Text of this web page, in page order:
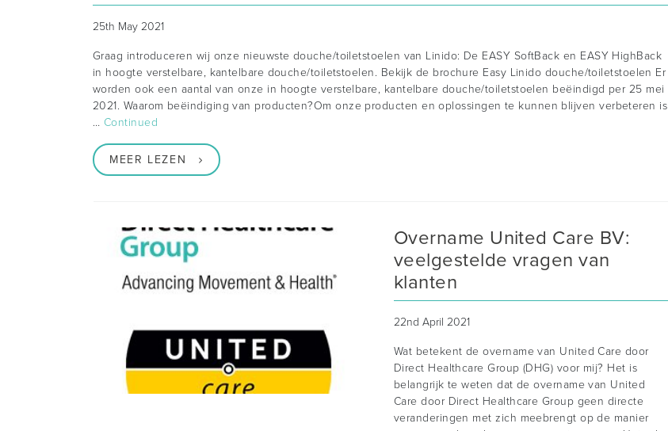
25th May 2021
Graag introduceren wij onze nieuwste douche/toiletstoelen van Linido: De EASY SoftBack en EASY HighBack
in hoogte verstelbare, kantelbare douche/toiletstoelen. Bekijk de brochure Easy Linido douche/toiletstoelen Er
worden ook een aantal van onze in hoogte verstelbare, kantelbare douche/toiletstoelen beëindigd per 25 mei
2021. Waarom beëindiging van producten?Om onze producten en oplossingen te kunnen blijven verbeteren is
… Continued
MEER LEZEN
Overname United Care BV:
veelgestelde vragen van
klanten
22nd April 2021
Wat betekent de overname van United Care door
Direct Healthcare Group (DHG) voor mij? Het is
belangrijk te weten dat de overname van United
Care door Direct Healthcare Group geen directe
veranderingen met zich meebrengt op de manier